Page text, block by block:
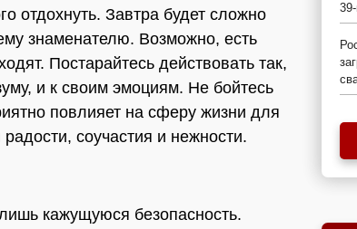
отдохнуть. Завтра будет сложно
знаменателю. Возможно, есть
Постарайтесь действовать так,
и к своим эмоциям. Не бойтесь
повлияет на сферу жизни для
соучастия и нежности.
кажущуюся безопасность.